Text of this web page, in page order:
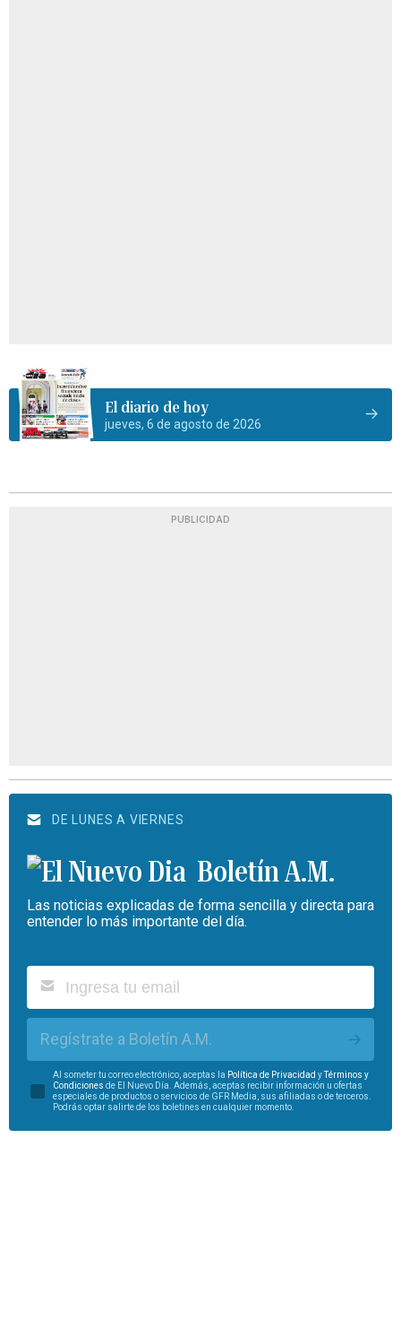
El diario de hoy
jueves, 6 de agosto de 2026
PUBLICIDAD
DE LUNES A VIERNES
Boletín A.M.
Las noticias explicadas de forma sencilla y directa para
entender lo más importante del día.
Regístrate a Boletín A.M.
Al someter tu correo electrónico, aceptas la Política de Privacidad yTérminos y
Condiciones de El Nuevo Día. Además, aceptas recibir información u ofertas
especiales de productos o servicios de GFR Media, sus afiliadas o de terceros.
Podrás optar salirte de los boletines en cualquier momento.